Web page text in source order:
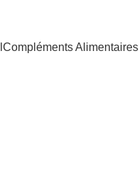
Compléments Alimentaires